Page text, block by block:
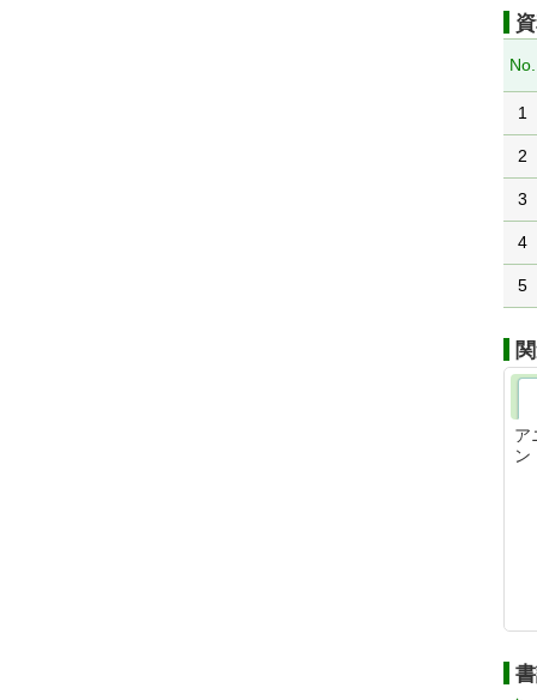
No.
1
2
3
4
5
ア
ン